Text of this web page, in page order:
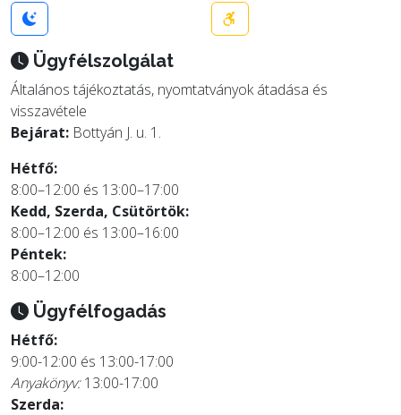
Ügyfélszolgálat
Általános tájékoztatás, nyomtatványok átadása és
visszavétele
Bejárat: Bottyán J. u. 1.
Hétfő:
8:00–12:00 és 13:00–17:00
Kedd, Szerda, Csütörtök:
8:00–12:00 és 13:00–16:00
Péntek:
8:00–12:00
Ügyfélfogadás
Hétfő:
9:00-12:00 és 13:00-17:00
Anyakönyv:13:00-17:00
Szerda: